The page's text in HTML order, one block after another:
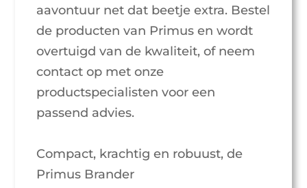
aavontuur net dat beetje extra. Bestel
de producten van Primus en wordt
overtuigd van de kwaliteit, of neem
contact op met onze
productspecialisten voor een
passend advies.
Compact, krachtig en robuust, de
Primus Brander